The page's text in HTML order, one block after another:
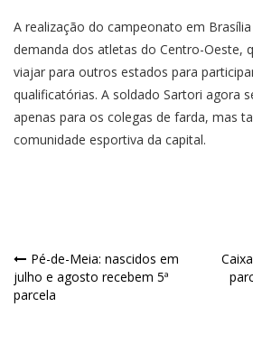
A realização do campeonato em
demanda dos atletas do Centro-Oeste,
viajar para outros estados para
qualificatórias. A soldado Sartori agora
apenas para os colegas de farda, mas
comunidade esportiva da capital.
Pé-de-Meia: nascidos em
julho e agosto recebem 5ª
parcela